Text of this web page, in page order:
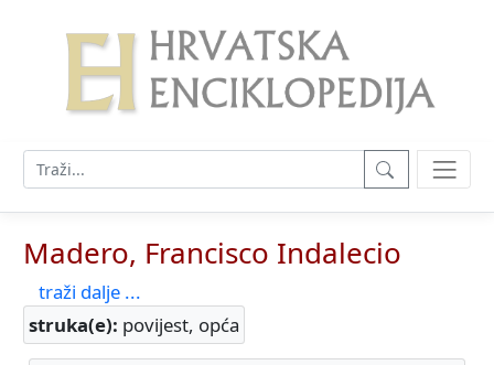
Madero, Francisco Indalecio
traži dalje ...
struka(e): povijest, opća